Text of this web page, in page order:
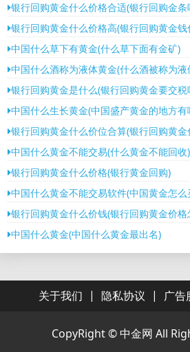
银行回购黄金什么价格合适(银行回购金条
银行回购黄金什么价格高(银行回购黄金
中国什么草下有黄金(什么草下面有金矿)
中国什么酒称为液体黄金(什么酒被称为液
银行回购黄金是什么(银行回购黄金要交税
中国什么生长黄金(中国盛产黄金的地方有
银行回购黄金什么价位合算(银行回购黄
中国什么黄金不能交易(什么黄金不能回收)
银行回购黄金什么价格(银行黄金回购)
中国什么黄金不能交易软件(中国黄金怎么
银行回购黄金什么价钱(银行回购黄金价格
中国什么黄金(中国什么黄金最出名)
关于我们 | 隐私协议 | 广告
CopyRight © 中金网 All